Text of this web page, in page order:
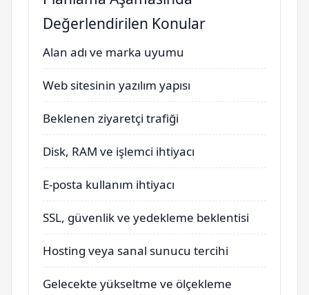
Değerlendirilen Konular
Alan adı ve marka uyumu
Web sitesinin yazılım yapısı
Beklenen ziyaretçi trafiği
Disk, RAM ve işlemci ihtiyacı
E-posta kullanım ihtiyacı
SSL, güvenlik ve yedekleme beklentisi
Hosting veya sanal sunucu tercihi
Gelecekte yükseltme ve ölçekleme